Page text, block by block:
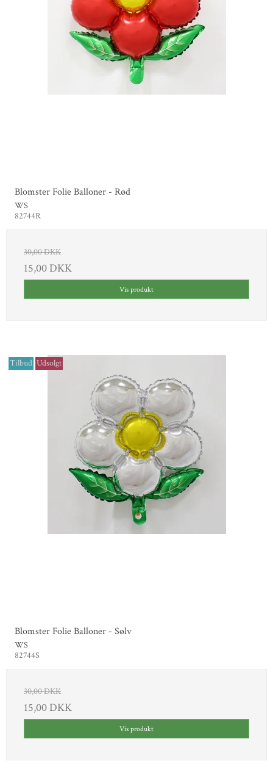
Blomster Folie Balloner - Rød
WS
82744R
30,00 DKK
15,00 DKK
Vis produkt
Tilbud Udsolgt
Blomster Folie Balloner - Sølv
WS
82744S
30,00 DKK
15,00 DKK
Vis produkt